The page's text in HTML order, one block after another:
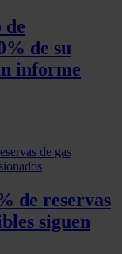
información
recopilado a
de
de su
informe
de reservas
siguen